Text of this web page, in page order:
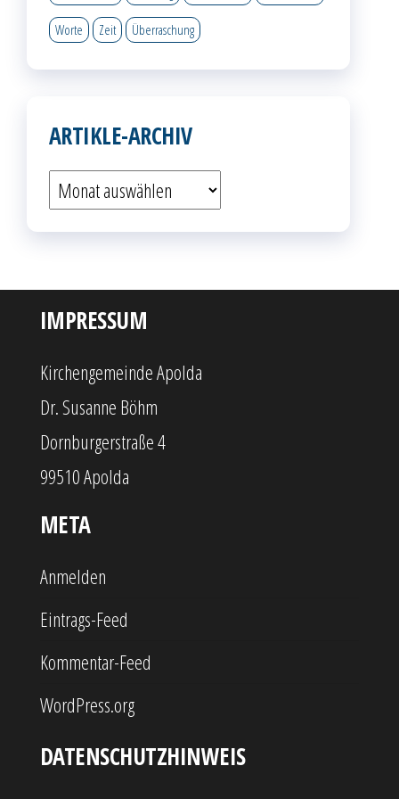
Worte Zeit Überraschung
ARTIKLE-ARCHIV
Artikle-
IMPRESSUM
Kirchengemeinde Apolda
Dr. Susanne Böhm
Dornburgerstraße 4
99510 Apolda
META
Anmelden
Eintrags-Feed
Kommentar-Feed
WordPress.org
DATENSCHUTZHINWEIS